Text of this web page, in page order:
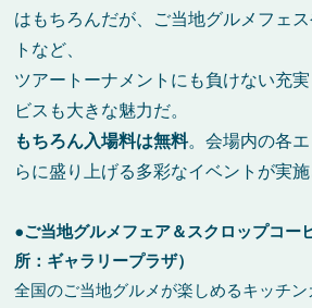
はもちろんだが、ご当地グルメフェ
トなど、
ツアートーナメントにも負けない充
ビスも大きな魅力だ。
もちろん入場料は無料。会場内の各
らに盛り上げる多彩なイベントが実施
●ご当地グルメフェア＆スクロップコー
所：ギャラリープラザ）
全国のご当地グルメが楽しめるキッチ